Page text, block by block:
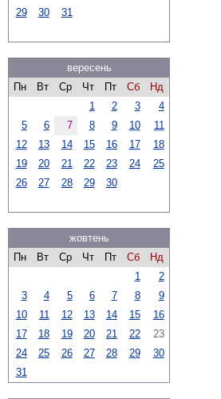
29
30 31
вересень
Пн
Вт Ср Чт Пт Сб
Нд
1
2 3
4
5
6 7 8 9 10
11
12
13 14 15 16 17
18
19
20 21 22 23 24
25
26
27 28 29 30
жовтень
Пн
Вт Ср Чт Пт Сб
Нд
1
2
3
4 5 6 7 8
9
10
11 12 13 14 15
16
17
18 19 20 21 22
23
24
25 26 27 28 29
30
31